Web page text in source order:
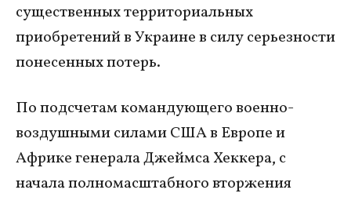
существенных территориальных
приобретений в Украине в силу серьезности
понесенных потерь.
По подсчетам командующего военно-
воздушными силами США в Европе и
Африке генерала Джеймса Хеккера, с
начала полномасштабного вторжения